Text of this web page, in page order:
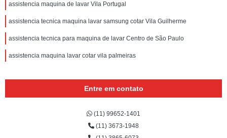
assistencia maquina de lavar Vila Portugal
assistencia tecnica maquina lavar samsung cotar Vila Guilherme
assistencia tecnica para maquina de lavar Centro de São Paulo
assistencia maquina lavar cotar vila palmeiras
Entre em contato
(11) 99652-1401
(11) 3673-1948